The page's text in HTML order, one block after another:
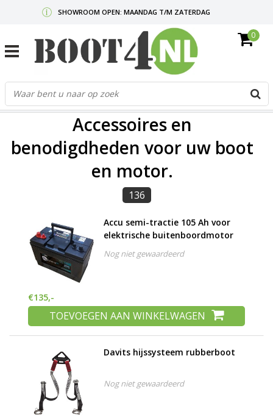
SHOWROOM OPEN: MAANDAG T/M ZATERDAG
GRATIS VERZENDING V.A. €50,-
MAIL ONSOF BEL: 0712340567
0
Accessoires en
benodigdheden voor uw boot
en motor.
136
Accu semi-tractie 105 Ah voor
elektrische buitenboordmotor
Nog niet gewaardeerd
€135,-
TOEVOEGEN AAN WINKELWAGEN
Davits hijssysteem rubberboot
Nog niet gewaardeerd